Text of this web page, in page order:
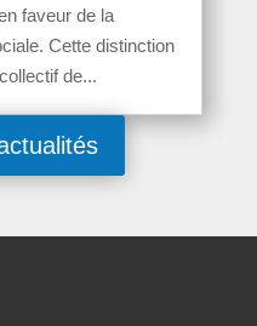
faveur de la
Cette distinction
de...